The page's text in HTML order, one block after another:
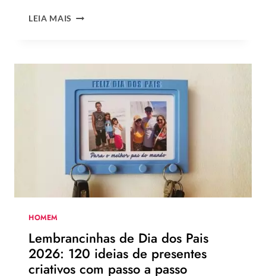
LEIA MAIS CESTA
DOS
PAIS:
MAIS
IDEIAS
INSPIRAR
A
MONTAR
PRESENTEAR
OU
VENDER!
HOMEM
Lembrancinhas de Dia dos Pais
2026: 120 ideias de presentes
criativos com passo a passo